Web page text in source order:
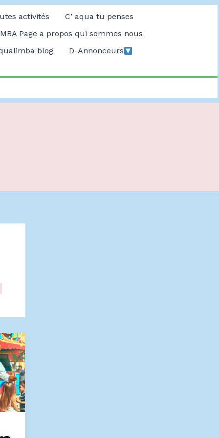
activités
C’ aqua tu penses
Page a propos qui sommes nous
blog
D-Annonceurs